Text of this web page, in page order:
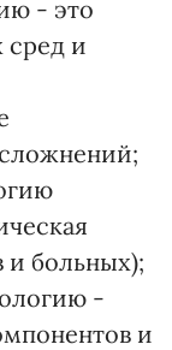
- это
сред и
и больных);
-
и